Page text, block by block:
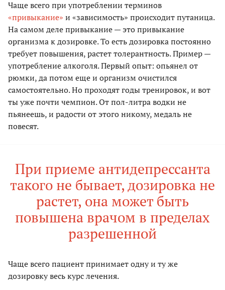
Чаще всего при употреблении терминов
«привыкание» и «зависимость» происходит путаница.
На самом деле привыкание — это привыкание
организма к дозировке. То есть дозировка постоянно
требует повышения, растет толерантность. Пример —
употребление алкоголя. Первый опыт: опьянел от
рюмки, да потом еще и организм очистился
самостоятельно. Но проходят годы тренировок, и вот
ты уже почти чемпион. От пол-литра водки не
пьянеешь, и радости от этого никому, медаль не
повесят.
При приеме антидепрессанта
такого не бывает, дозировка не
растет, она может быть
повышена врачом в пределах
разрешенной
Чаще всего пациент принимает одну и ту же
дозировку весь курс лечения.